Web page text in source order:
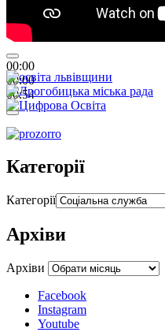
00:00
00:00
00:54
Категорії
Категорії
Архіви
Архіви
Facebook
Instagram
Youtube